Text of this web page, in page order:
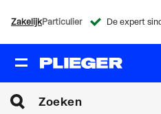
ZakelijkParticulier